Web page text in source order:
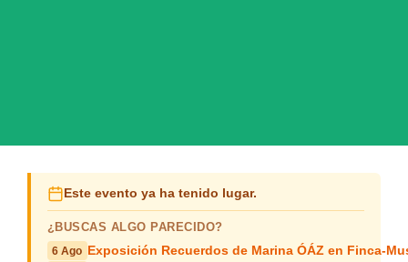
Este evento ya ha tenido lugar.
¿BUSCAS ALGO PARECIDO?
6 Ago Exposición Recuerdos de Marina ÓÁZ en Finca-